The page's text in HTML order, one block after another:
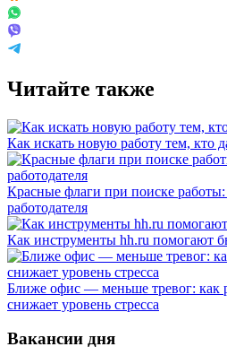
Читайте также
Как искать новую работу тем, кто
Красные флаги при поиске
работодателя
Как инструменты hh.ru помогают
Ближе офис — меньше тревог: как
снижает уровень стресса
Вакансии дня